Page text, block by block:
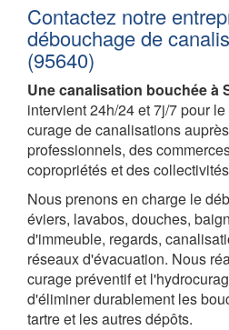
Contactez notre
débouchage de
(95640)
Une canalisation bouchée à
intervient 24h/24 et 7j/7 pour
curage de canalisations
professionnels, des
copropriétés et des
Nous prenons en charge le
éviers, lavabos, douches,
d'immeuble, regards,
réseaux d'évacuation. Nous
curage préventif et
d'éliminer durablement les
tartre et les autres dépôts.